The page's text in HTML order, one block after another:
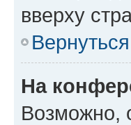
вверху
На
Возможно,